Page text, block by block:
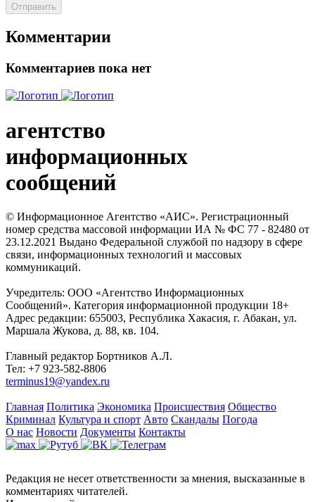
Отправить
Комментарии
Комментариев пока нет
агентство
информационных
сообщений
© Информационное Агентство «АИС». Регистрационный
номер средства массовой информации ИА № ФС 77 - 82480 от
23.12.2021 Выдано Федеральной службой по надзору в сфере
связи, информационных технологий и массовых
коммуникаций.
Учредитель: ООО «Агентство Информационных
Сообщений». Категория информационной продукции 18+
Адрес редакции: 655003, Республика Хакасия, г. Абакан, ул.
Маршала Жукова, д. 88, кв. 104.
Главный редактор Бортников А.Л.
Тел: +7 923-582-8806
terminus19@yandex.ru
Главная Политика Экономика Происшествия Общество
Криминал Культура и спорт Авто Скандалы Погода
О нас Новости Документы Контакты
Редакция не несет ответственности за мнения, высказанные в
комментариях читателей.